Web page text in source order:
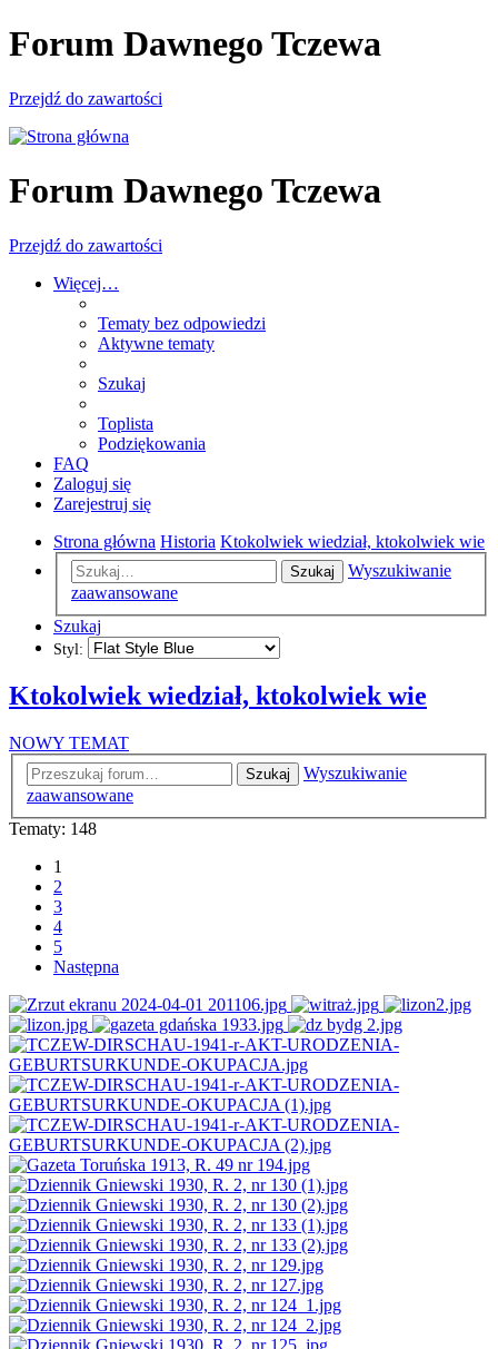
Forum Dawnego Tczewa
Przejdź do zawartości
Forum Dawnego Tczewa
Przejdź do zawartości
Więcej…
Tematy bez odpowiedzi
Aktywne tematy
Szukaj
Toplista
Podziękowania
FAQ
Zaloguj się
Zarejestruj się
Strona główna Historia Ktokolwiek wiedział, ktokolwiek wie
Szukaj
Wyszukiwanie
zaawansowane
Szukaj
Styl:
Ktokolwiek wiedział, ktokolwiek wie
NOWY TEMAT
Szukaj
Wyszukiwanie
zaawansowane
Tematy: 148
1
2
3
4
5
Następna